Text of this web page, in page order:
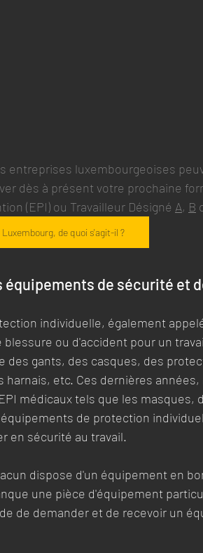
entreprises luxembourgeoises
dès à présent votre prochaine
(EPI) ou Travailleur Désigné A, B
de quoi s'agit-il ?
équipements de sécurité et
individuelle, également
ou d'accident pour un
des gants, des casques, des
harnais, etc. Ces dernières
médicaux tels que les masques,
de protection
en sécurité au travail.
dispose d'un équipement en
une pièce d'équipement
de demander et de recevoir un